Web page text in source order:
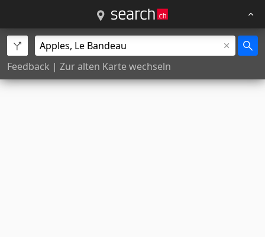
Feedback | Zur alten Karte wechseln